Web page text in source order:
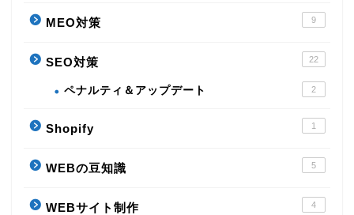
MEO対策 9
SEO対策 22
ペナルティ＆アップデート 2
Shopify 1
WEBの豆知識 5
WEBサイト制作 4